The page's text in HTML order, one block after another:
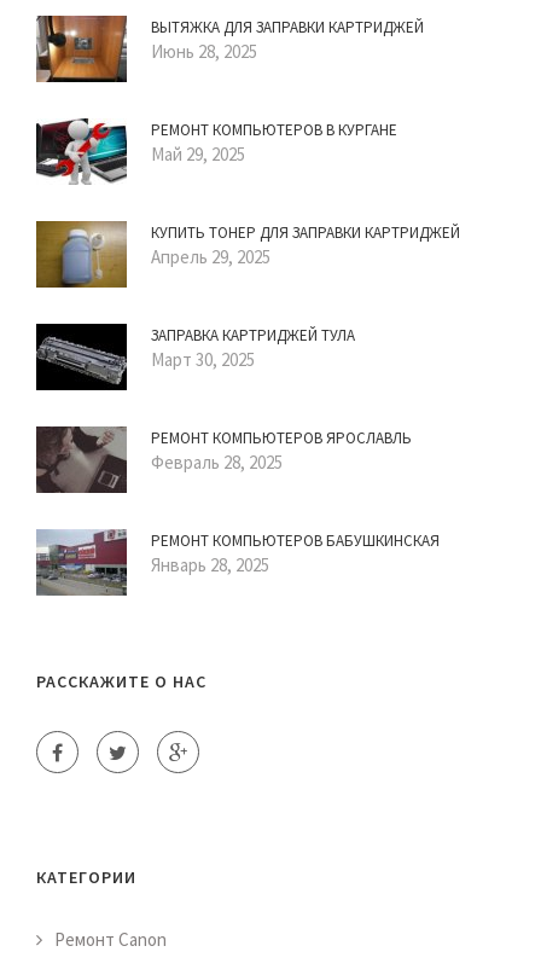
ВЫТЯЖКА ДЛЯ ЗАПРАВКИ КАРТРИДЖЕЙ
Июнь 28, 2025
РЕМОНТ КОМПЬЮТЕРОВ В КУРГАНЕ
Май 29, 2025
КУПИТЬ ТОНЕР ДЛЯ ЗАПРАВКИ КАРТРИДЖЕЙ
Апрель 29, 2025
ЗАПРАВКА КАРТРИДЖЕЙ ТУЛА
Март 30, 2025
РЕМОНТ КОМПЬЮТЕРОВ ЯРОСЛАВЛЬ
Февраль 28, 2025
РЕМОНТ КОМПЬЮТЕРОВ БАБУШКИНСКАЯ
Январь 28, 2025
РАССКАЖИТЕ О НАС
КАТЕГОРИИ
Ремонт Canon